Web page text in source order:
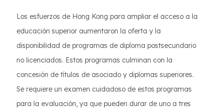
Los esfuerzos de Hong Kong para ampliar el acceso a la
educación superior aumentaron la oferta y la
disponibilidad de programas de diploma postsecundario
no licenciados. Estos programas culminan con la
concesión de títulos de asociado y diplomas superiores.
Se requiere un examen cuidadoso de estos programas
para la evaluación, ya que pueden durar de uno a tres